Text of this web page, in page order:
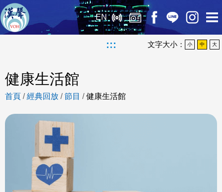
EN
::: 文字大小： 小 中 大
健康生活館
首頁 /經典回放 /節目 /健康生活館